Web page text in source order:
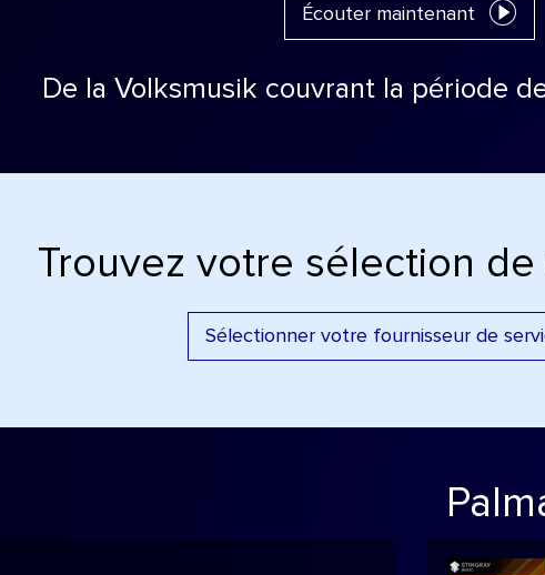
Écouter maintenant
De la Volksmusik couvrant la période
Trouvez votre sélection
Sélectionner votre fournisseur de